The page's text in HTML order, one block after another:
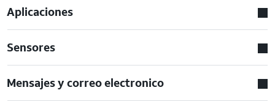
Aplicaciones
Sensores
Mensajes y correo electronico